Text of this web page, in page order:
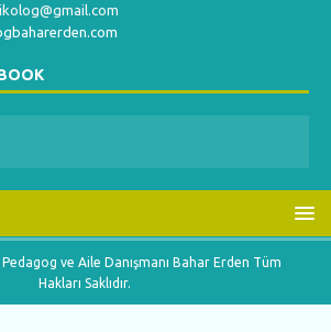
ve Aile Danışmanı Bahar Erden Tüm
Hakları Saklıdır.